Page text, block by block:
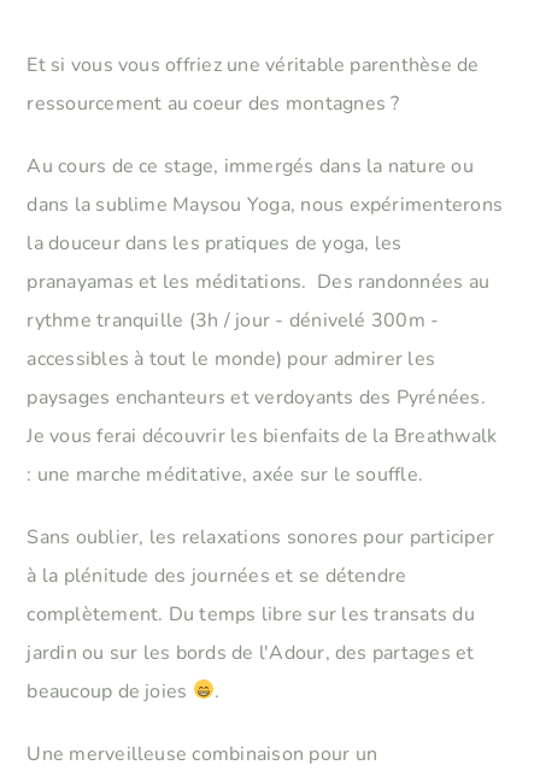
Et si vous vous offriez une véritable parenthèse de
ressourcement au coeur des montagnes ?
Au cours de ce stage, immergés dans la nature ou
dans la sublime Maysou Yoga, nous expérimenterons
la douceur dans les pratiques de yoga, les
pranayamas et les méditations. Des randonnées au
rythme tranquille (3h / jour - dénivelé 300m -
accessibles à tout le monde) pour admirer les
paysages enchanteurs et verdoyants des Pyrénées.
Je vous ferai découvrir les bienfaits de la Breathwalk
: une marche méditative, axée sur le souffle.
Sans oublier, les relaxations sonores pour participer
à la plénitude des journées et se détendre
complètement. Du temps libre sur les transats du
jardin ou sur les bords de l'Adour, des partages et
beaucoup de joies
.
Une merveilleuse combinaison pour un